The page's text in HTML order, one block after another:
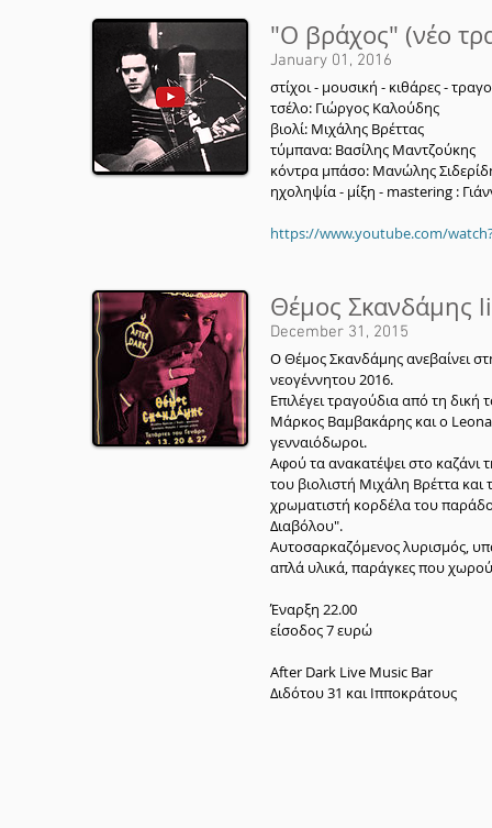
"Ο βράχος" (νέο
January 01, 2016
στίχοι - μουσική - κιθάρες -
τσέλο: Γιώργος Καλούδης
βιολί: Μιχάλης Βρέττας
τύμπανα: Βασίλης Μαντζούκης
κόντρα μπάσο: Μανώλης
ηχοληψία - μίξη - mastering :
https://www.youtube.com/
Θέμος Σκανδάμης
December 31, 2015
Ο Θέμος Σκανδάμης ανεβαίνει
νεογέννητου 2016.
Επιλέγει τραγούδια από τη δική
Μάρκος Βαμβακάρης και ο
γενναιόδωροι.
Αφού τα ανακατέψει στο καζάνι
του βιολιστή Μιχάλη Βρέττα
χρωματιστή κορδέλα του
Διαβόλου".
Αυτοσαρκαζόμενος λυρισμός,
απλά υλικά, παράγκες που
Έναρξη 22.00
είσοδος 7 ευρώ
After Dark Live Music Bar
Διδότου 31 και Ιπποκράτους